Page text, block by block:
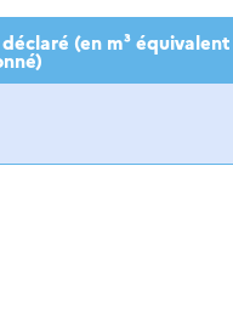
2017
(en m³ équivalent